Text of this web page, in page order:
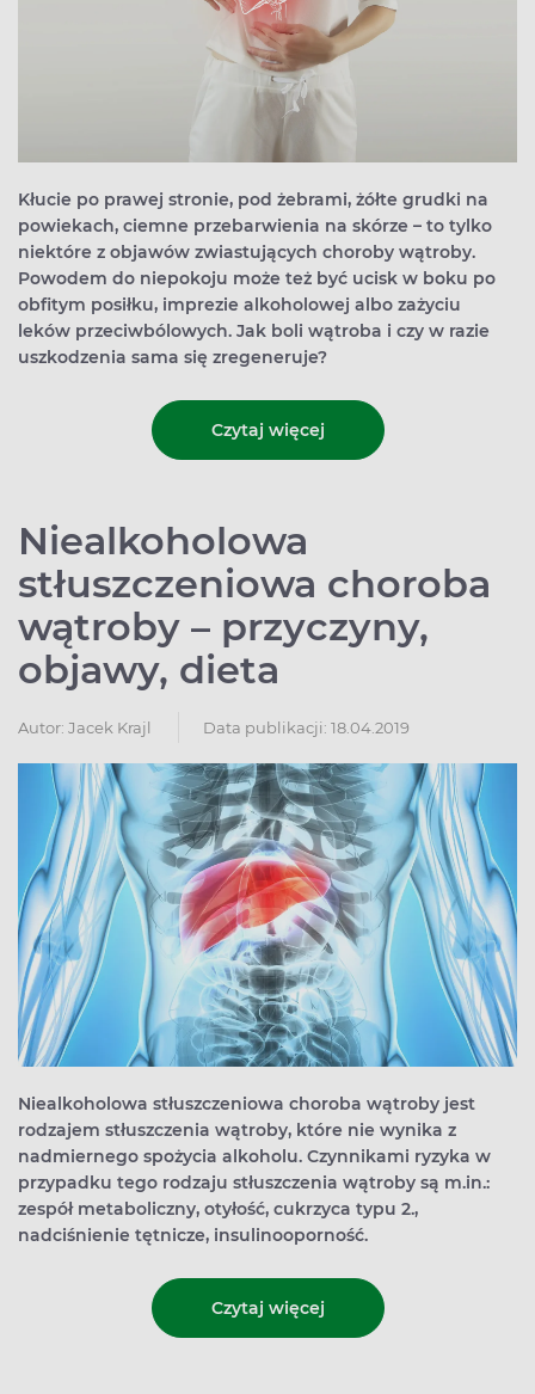
Kłucie po prawej stronie, pod żebrami, żółte grudki na
powiekach, ciemne przebarwienia na skórze – to tylko
niektóre z objawów zwiastujących choroby wątroby.
Powodem do niepokoju może też być ucisk w boku po
obfitym posiłku, imprezie alkoholowej albo zażyciu
leków przeciwbólowych. Jak boli wątroba i czy w razie
uszkodzenia sama się zregeneruje?
Czytaj więcej
Niealkoholowa
stłuszczeniowa choroba
wątroby – przyczyny,
objawy, dieta
Autor: Jacek Krajl Data publikacji: 18.04.2019
Niealkoholowa stłuszczeniowa choroba wątroby jest
rodzajem stłuszczenia wątroby, które nie wynika z
nadmiernego spożycia alkoholu. Czynnikami ryzyka w
przypadku tego rodzaju stłuszczenia wątroby są m.in.:
zespół metaboliczny, otyłość, cukrzyca typu 2.,
nadciśnienie tętnicze, insulinooporność.
Czytaj więcej